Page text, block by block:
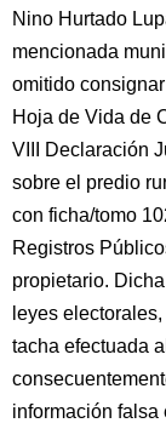
Nino Hurtado
mencionada
omitido
Hoja de Vida de
VIII Declaración
sobre el predio
con ficha/tomo
Registros
propietario.
leyes
tacha efectuada
información